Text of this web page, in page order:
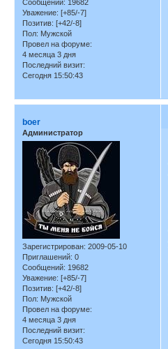
Сообщений: 19682
Уважение: [+85/-7]
Позитив: [+42/-8]
Пол: Мужской
Провел на форуме:
4 месяца 3 дня
Последний визит:
Сегодня 15:50:43
boer
Администратор
Зарегистрирован: 2009-05-10
Приглашений: 0
Сообщений: 19682
Уважение: [+85/-7]
Позитив: [+42/-8]
Пол: Мужской
Провел на форуме:
4 месяца 3 дня
Последний визит:
Сегодня 15:50:43